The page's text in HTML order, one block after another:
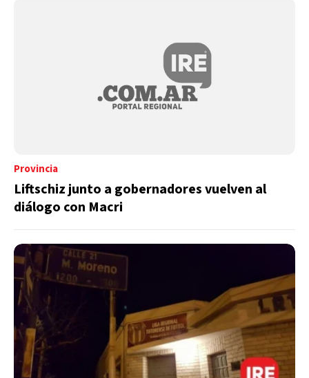
Provincia
Liftschiz junto a gobernadores vuelven al
diálogo con Macri